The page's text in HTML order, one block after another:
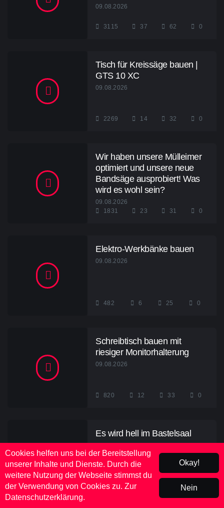
09.08.2026
3115 37 62 0
Tisch für Kreissäge bauen |
GTS 10 XC
09.08.2026
2269 14 32 0
Wir haben unsere Mülleimer
optimiert und unsere neue
Bandsäge ausprobiert! Was
wird es wohl sein?
09.08.2026
1831
23 31 0
Elektro-Werkbänke bauen
09.08.2026
482 6 25 0
Schreibtisch bauen mit
riesiger Monitorhalterung
09.08.2026
820 12 33 0
Es wird hell im Bastelsaal
09.08.2026
236 0
Cookies helfen uns bei der Bereitstellung
unserer Inhalte und Dienste. Durch die
weitere Nutzung der Webseite stimmst du
der Verwendung von Cookies zu. Zur
Datenschutzerklärung.
Okay!
Nein